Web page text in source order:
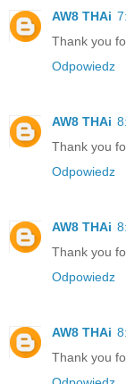
AW8 THAi
Thank you
Odpowiedz
AW8 THAi
Thank you
Odpowiedz
AW8 THAi
Thank you
Odpowiedz
AW8 THAi
Thank you